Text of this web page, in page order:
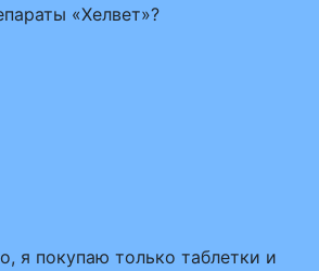
«Хелвет»?
я покупаю только таблетки и